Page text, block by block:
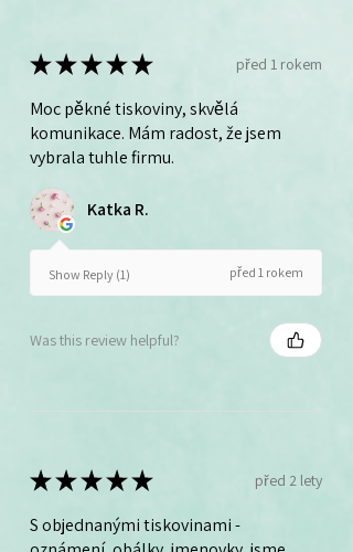
★★★★★ před 1 rokem
Moc pěkné tiskoviny, skvělá
komunikace. Mám radost, že jsem
vybrala tuhle firmu.
Katka R.
Show Reply (1) před 1 rokem
Was this review helpful?
★★★★★ před 2 lety
S objednanými tiskovinami -